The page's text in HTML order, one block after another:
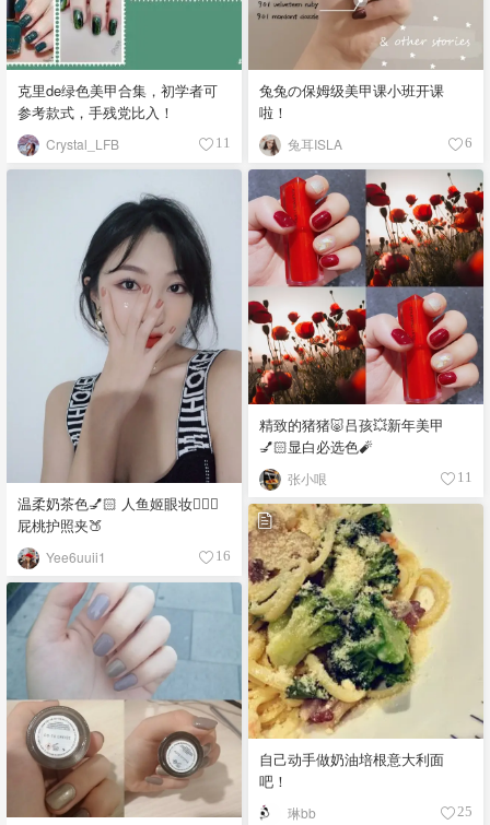
克里de绿色美甲合集，初学者可
参考款式，手残党比入！
Crystal_LFB 11
兔兔の保姆级美甲课小班开课
啦！
兔耳ISLA 6
温柔奶茶色💅🏻 人鱼姬眼妆🧜🏻‍♀️
屁桃护照夹🍑
Yee6uuii1 16
精致的猪猪🐷吕孩💥新年美甲
💅🏻显白必选色🧨
张小哏 11
自己动手做奶油培根意大利面
吧！
琳bb 25